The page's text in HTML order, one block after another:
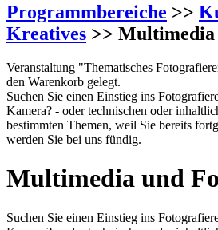
Programmbereiche >>
Kreatives >>
Veranstaltung "Thematisches
den Warenkorb gelegt.
Suchen Sie einen Einstieg ins
Kamera? - oder technischen oder
bestimmten Themen, weil Sie bereits
werden Sie bei uns fündig.
Multimedia und
Suchen Sie einen Einstieg ins